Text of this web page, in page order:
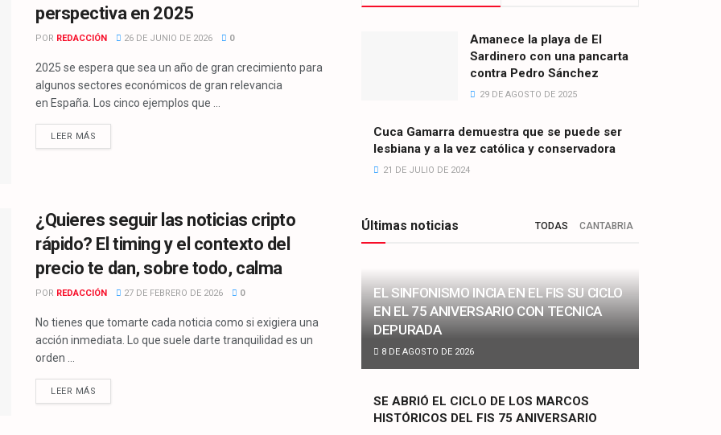
perspectiva en 2025
POR REDACCIÓN 26 DE JUNIO DE 2026 0
2025 se espera que sea un año de gran crecimiento para
algunos sectores económicos de gran relevancia
en España. Los cinco ejemplos que ...
LEER MÁS
¿Quieres seguir las noticias cripto
rápido? El timing y el contexto del
precio te dan, sobre todo, calma
POR REDACCIÓN 27 DE FEBRERO DE 2026 0
No tienes que tomarte cada noticia como si exigiera una
acción inmediata. Lo que suele darte tranquilidad es un
orden ...
LEER MÁS
Amanece la playa de El
Sardinero con una pancarta
contra Pedro Sánchez
29 DE AGOSTO DE 2025
Cuca Gamarra demuestra que se puede ser
lesbiana y a la vez católica y conservadora
21 DE JULIO DE 2024
Últimas noticias TODAS CANTABRIA
EL SINFONISMO INCIA EN EL FIS SU CICLO
EN EL 75 ANIVERSARIO CON TECNICA
DEPURADA
8 DE AGOSTO DE 2026
SE ABRIÓ EL CICLO DE LOS MARCOS
HISTÓRICOS DEL FIS 75 ANIVERSARIO